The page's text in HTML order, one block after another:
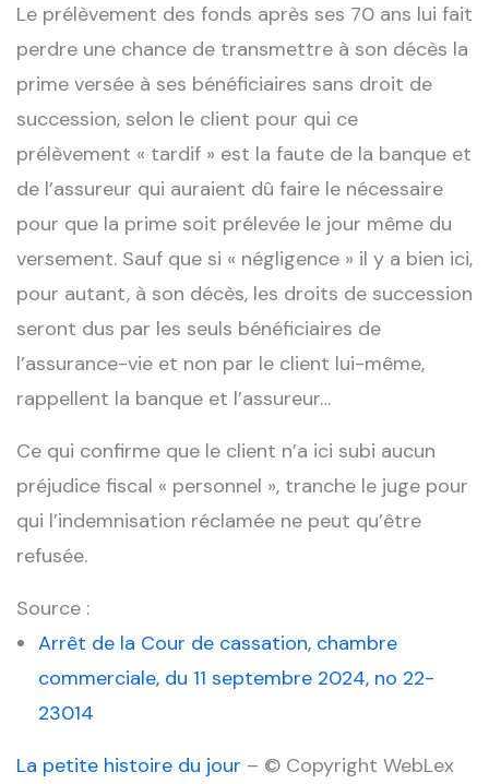
Le prélèvement des fonds après ses 70 ans lui fait
perdre une chance de transmettre à son décès la
prime versée à ses bénéficiaires sans droit de
succession, selon le client pour qui ce
prélèvement « tardif » est la faute de la banque et
de l’assureur qui auraient dû faire le nécessaire
pour que la prime soit prélevée le jour même du
versement. Sauf que si « négligence » il y a bien ici,
pour autant, à son décès, les droits de succession
seront dus par les seuls bénéficiaires de
l’assurance-vie et non par le client lui-même,
rappellent la banque et l’assureur…
Ce qui confirme que le client n’a ici subi aucun
préjudice fiscal « personnel », tranche le juge pour
qui l’indemnisation réclamée ne peut qu’être
refusée.
Source :
Arrêt de la Cour de cassation, chambre
commerciale, du 11 septembre 2024, no 22-
23014
La petite histoire du jour – © Copyright WebLex